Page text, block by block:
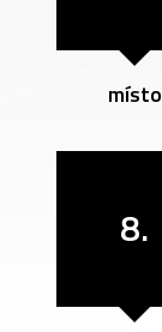
místo
8.